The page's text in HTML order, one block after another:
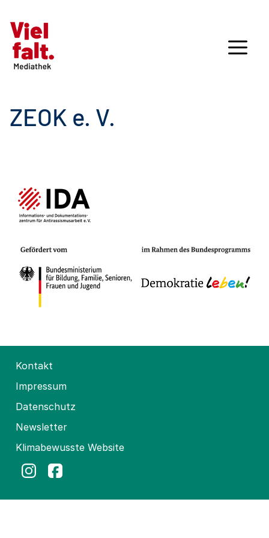
ZEOK e. V.
Kontakt
Impressum
Datenschutz
Newsletter
Klimabewusste Website